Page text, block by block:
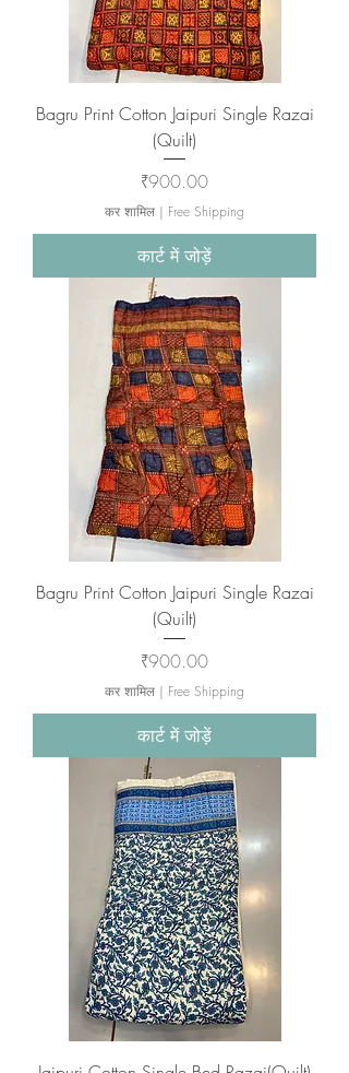
Bagru Print Cotton Jaipuri Single Razai
(Quilt)
मूल्य
₹900.00
कर शामिल | Free Shipping
कार्ट में जोड़ें
Bagru Print Cotton Jaipuri Single Razai
(Quilt)
मूल्य
₹900.00
कर शामिल | Free Shipping
कार्ट में जोड़ें